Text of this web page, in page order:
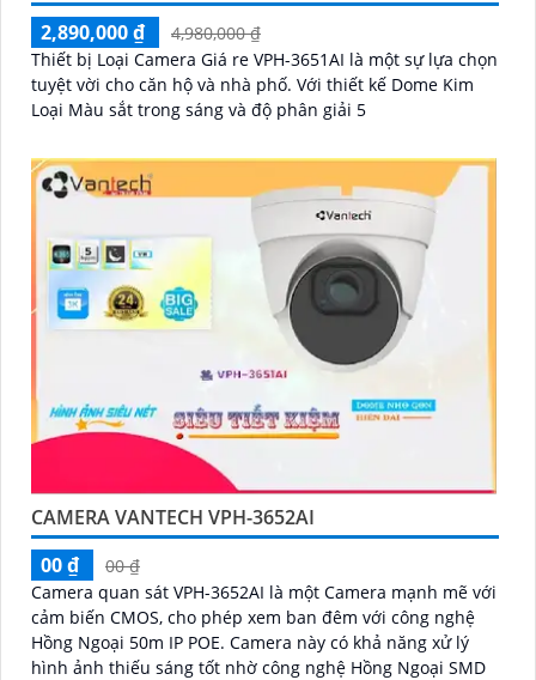
2,890,000 ₫
4,980,000 ₫
Thiết bị Loại Camera Giá re VPH-3651AI là một sự lựa chọn
tuyệt vời cho căn hộ và nhà phố. Với thiết kế Dome Kim
Loại Màu sắt trong sáng và độ phân giải 5
CAMERA VANTECH VPH-3652AI
00 ₫
00 ₫
Camera quan sát VPH-3652AI là một Camera mạnh mẽ với
cảm biến CMOS, cho phép xem ban đêm với công nghệ
Hồng Ngoại 50m IP POE. Camera này có khả năng xử lý
hình ảnh thiếu sáng tốt nhờ công nghệ Hồng Ngoại SMD